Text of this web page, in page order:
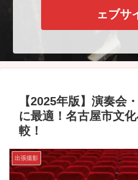
ェブサ
【2025年版】演奏会
に最適！名古屋市文
較！
出張撮影